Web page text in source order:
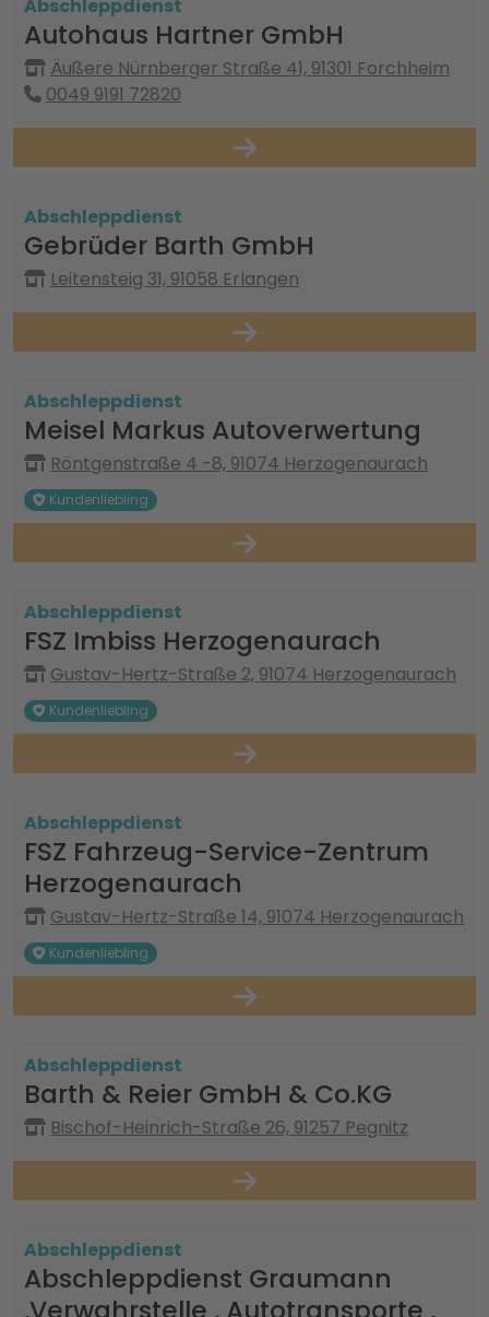
Abschleppdienst
Autohaus Hartner GmbH
Äußere Nürnberger Straße 41, 91301 Forchheim
0049 9191 72820
Abschleppdienst
Gebrüder Barth GmbH
Leitensteig 31, 91058 Erlangen
Abschleppdienst
Meisel Markus Autoverwertung
Röntgenstraße 4 -8, 91074 Herzogenaurach
Kundenliebling
Abschleppdienst
FSZ Imbiss Herzogenaurach
Gustav-Hertz-Straße 2, 91074 Herzogenaurach
Kundenliebling
Abschleppdienst
FSZ Fahrzeug-Service-Zentrum
Herzogenaurach
Gustav-Hertz-Straße 14, 91074 Herzogenaurach
Kundenliebling
Abschleppdienst
Barth & Reier GmbH & Co.KG
Bischof-Heinrich-Straße 26, 91257 Pegnitz
Abschleppdienst
Abschleppdienst Graumann